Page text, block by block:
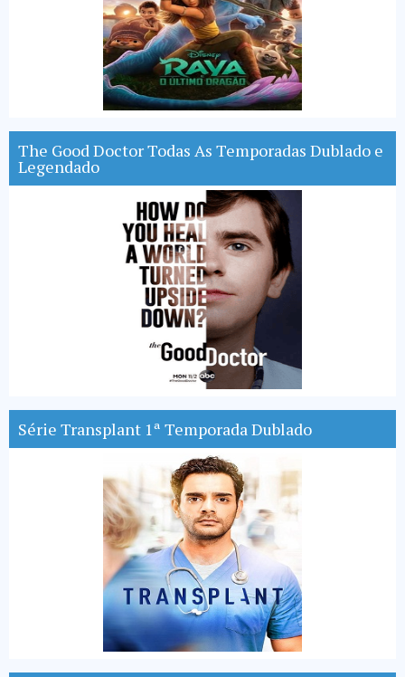
The Good Doctor Todas As Temporadas Dublado e
Legendado
Série Transplant 1ª Temporada Dublado